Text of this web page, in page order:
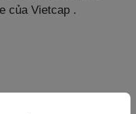
của Vietcap .